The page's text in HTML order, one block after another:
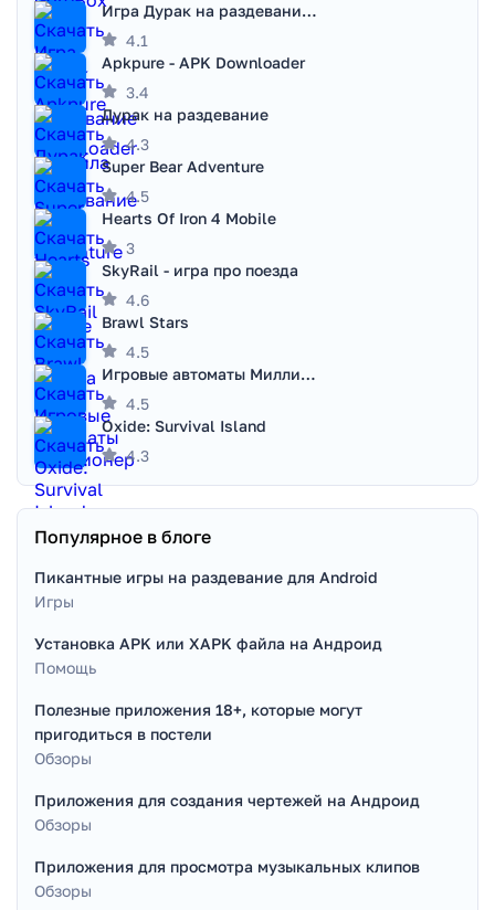
Игра Дурак на раздевание - Правила игры
4.1
Apkpure - APK Downloader
3.4
Дурак на раздевание
4.3
Super Bear Adventure
4.5
Hearts Of Iron 4 Mobile
3
SkyRail - игра про поезда
4.6
Brawl Stars
4.5
Игровые автоматы Миллионер
4.5
Oxide: Survival Island
4.3
Популярное в блоге
Пикантные игры на раздевание для Android
Игры
Установка APK или XAPK файла на Андроид
Помощь
Полезные приложения 18+, которые могут
пригодиться в постели
Обзоры
Приложения для создания чертежей на Андроид
Обзоры
Приложения для просмотра музыкальных клипов
Обзоры